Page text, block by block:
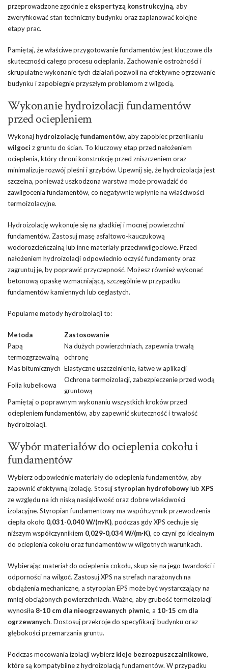
przeprowadzone zgodnie z ekspertyzą konstrukcyjną, aby
zweryfikować stan techniczny budynku oraz zaplanować kolejne
etapy prac.
Pamiętaj, że właściwe przygotowanie fundamentów jest kluczowe dla
skuteczności całego procesu ocieplania. Zachowanie ostrożności i
skrupulatne wykonanie tych działań pozwoli na efektywne ogrzewanie
budynku i zapobiegnie przyszłym problemom z wilgocią.
Wykonanie hydroizolacji fundamentów
przed ociepleniem
Wykonaj hydroizolację fundamentów, aby zapobiec przenikaniu
wilgoci z gruntu do ścian. To kluczowy etap przed nałożeniem
ocieplenia, który chroni konstrukcję przed zniszczeniem oraz
minimalizuje rozwój pleśni i grzybów. Upewnij się, że hydroizolacja jest
szczelna, ponieważ uszkodzona warstwa może prowadzić do
zawilgocenia fundamentów, co negatywnie wpłynie na właściwości
termoizolacyjne.
Hydroizolację wykonuje się na gładkiej i mocnej powierzchni
fundamentów. Zastosuj masę asfaltowo-kauczukową
wodorozcieńczalną lub inne materiały przeciwwilgociowe. Przed
nałożeniem hydroizolacji odpowiednio oczyść fundamenty oraz
zagruntuj je, by poprawić przyczepność. Możesz również wykonać
betonową opaskę wzmacniającą, szczególnie w przypadku
fundamentów kamiennych lub ceglastych.
Popularne metody hydroizolacji to:
Metoda
Zastosowanie
Papą
termozgrzewalną
Na dużych powierzchniach, zapewnia trwałą
ochronę
Mas bitumicznych Elastyczne uszczelnienie, łatwe w aplikacji
Folia kubełkowa
Ochrona termoizolacji, zabezpieczenie przed wodą
gruntową
Pamiętaj o poprawnym wykonaniu wszystkich kroków przed
ociepleniem fundamentów, aby zapewnić skuteczność i trwałość
hydroizolacji.
Wybór materiałów do ocieplenia cokołu i
fundamentów
Wybierz odpowiednie materiały do ocieplenia fundamentów, aby
zapewnić efektywną izolację. Stosuj styropian hydrofobowylub XPS
ze względu na ich niską nasiąkliwość oraz dobre właściwości
izolacyjne. Styropian fundamentowy ma współczynnik przewodzenia
ciepła około 0,031-0,040 W/(m·K), podczas gdy XPS cechuje się
niższym współczynnikiem 0,029-0,034 W/(m·K), co czyni go idealnym
do ocieplenia cokołu oraz fundamentów w wilgotnych warunkach.
Wybierając materiał do ocieplenia cokołu, skup się na jego twardości i
odporności na wilgoć. Zastosuj XPS na strefach narażonych na
obciążenia mechaniczne, a styropian EPS może być wystarczający na
mniej obciążonych powierzchniach. Ważne, aby grubość termoizolacji
wynosiła 8-10 cm dla nieogrzewanych piwnic, a 10-15 cm dla
ogrzewanych. Dostosuj przekroje do specyfikacji budynku oraz
głębokości przemarzania gruntu.
Podczas mocowania izolacji wybierz kleje bezrozpuszczalnikowe,
które są kompatybilne z hydroizolacją fundamentów. W przypadku